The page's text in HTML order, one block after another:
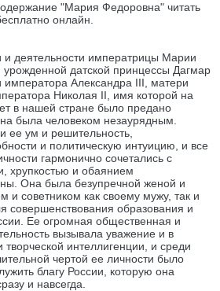
"Мария Федоровна" читать
онлайн.
и деятельности императрицы Марии
датской принцессы Дагмар
Александра III, матери
Николая II, имя которой на
в нашей стране было предано
была человеком незаурядным.
ее ум и решительность,
и политическую интуицию, и все
гармонично сочетались с
хрупкостью и обаянием
Она была безупречной женой и
и советником как своему мужу, так и
совершенствования образования и
Ее огромная общественная и
вызывала уважение и в
творческой интеллигенции, и среди
чертой ее личности было
благу России, которую она
и навсегда.